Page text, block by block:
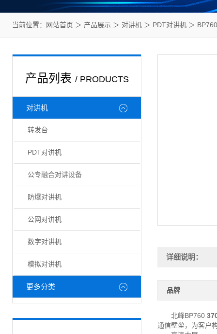
当前位置： 网站首页 ＞ 产品展示 ＞ 对讲机 ＞ PDT对讲机 ＞
产品列表 / PRODUCTS
对讲机
转发台
PDT对讲机
公专融合对讲设备
防爆对讲机
公网对讲机
数字对讲机
模拟对讲机
更多分类
详细说明：
品牌
北峰BP760
通信壁垒，为客户